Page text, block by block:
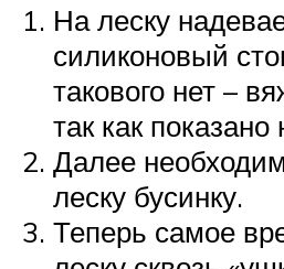
На леску
силиконовый
такового нет –
так как
Далее
леску бусинку.
Теперь самое